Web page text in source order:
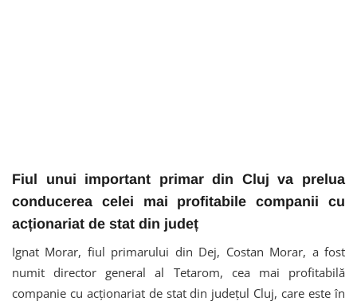
Fiul unui important primar din Cluj va prelua
conducerea celei mai profitabile companii cu
acționariat de stat din județ
Ignat Morar, fiul primarului din Dej, Costan Morar, a fost
numit director general al Tetarom, cea mai profitabilă
companie cu acționariat de stat din județul Cluj, care este în